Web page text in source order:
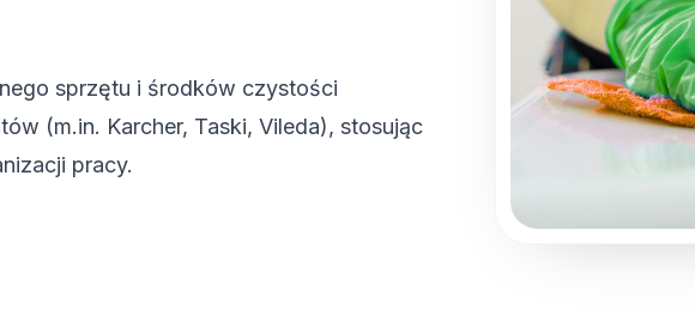
sprzętu i środków czystości
(m.in. Karcher, Taski, Vileda), stosując
pracy.